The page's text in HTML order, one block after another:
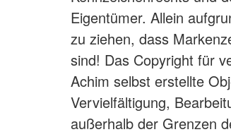
Eigentümer. Allein
zu ziehen, dass
sind! Das Copyright für
Achim selbst erstellte
Vervielfältigung,
außerhalb der Grenzen